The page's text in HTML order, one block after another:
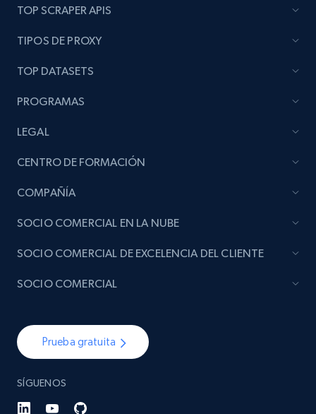
TOP SCRAPER APIS
TIPOS DE PROXY
TOP DATASETS
PROGRAMAS
LEGAL
CENTRO DE FORMACIÓN
COMPAÑÍA
Prueba gratuita
SÍGUENOS
SOCIO COMERCIAL EN LA NUBE
SOCIO COMERCIAL DE EXCELENCIA DEL CLIENTE
SOCIO COMERCIAL